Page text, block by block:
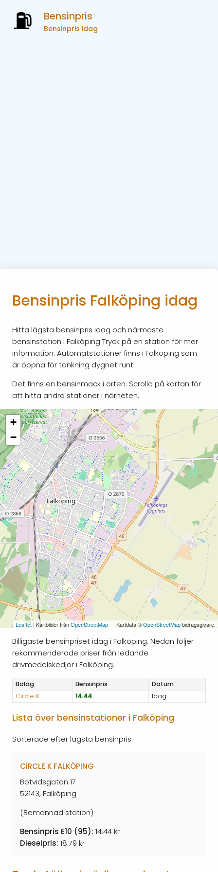
Bensinpris
Bensinpris idag
Bensinpris Falköping idag
Hitta lägsta bensinpris idag och närmaste
bensinstation i Falköping Tryck på en station för mer
information. Automatstationer finns i Falköping som
är öppna för tankning dygnet runt.
Det finns en bensinmack i orten. Scrolla på kartan för
att hitta andra stationer i närheten.
+
−
Leaflet | Kartbilder frånOpenStreetMap— Kartdata ©OpenStreetMapbidragsgivare.
Billigaste bensinpriset idag i Falköping. Nedan följer
rekommenderade priser från ledande
drivmedelskedjor i Falköping.
Bolag Bensinpris
Datum
Circle K
14.44 Idag
Lista över bensinstationer i Falköping
Sorterade efter lägsta bensinpris.
CIRCLE K FALKÖPING
Botvidsgatan 17
52143, Falköping
(Bemannad station)
Bensinpris E10 (95): 14.44 kr
Dieselpris: 18.79 kr